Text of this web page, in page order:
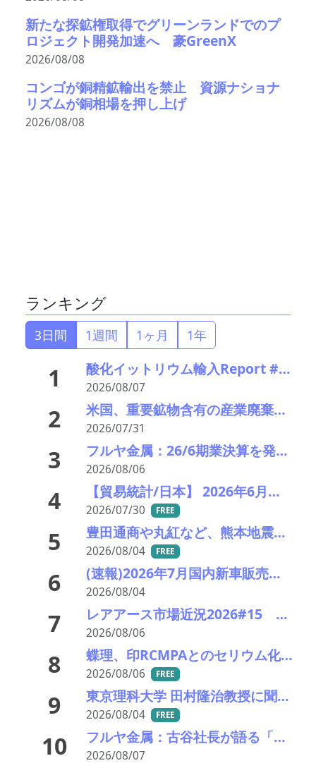
新たな探鉱権取得でグリーンランドでのプ
ロジェクト開発加速へ 豪GreenX
2026/08/08
コンゴが銅精鉱輸出を禁止 資源ナショナ
リズムが銅相場を押し上げ
2026/08/08
ランキング
3日間 1週間 1ヶ月 1年
1 酸化イットリウム輸入Report #52 2026年前半中国から輸入量激減 でも依然中国頼り
2026/08/07
2 米国、重要鉱物含有の産業廃棄物の輸出を制限へ トランプ氏が署名、国家防衛で物資確保
2026/07/31
3 フルヤ金属：26/6期業決算を発表。中計進捗状況
2026/08/06
4 【貿易統計/日本】 2026年6月一覧表
2026/07/30 FREE
5 豊田通商や丸紅など、熊本地震被害に支援・義援金
2026/08/04 FREE
6 (速報)2026年7月国内新車販売 41万7千台 前年同月比7%増加 4か月連続プラス
2026/08/04
7 レアアース市場近況2026#15 方向感乏しく膠着感も 中国イットリウムが底入れ
2026/08/06
8 蝶理、印RCMPAとのセリウム化合物に関する独占販売代理店契約を締結
2026/08/06 FREE
9 東京理科大学 田村隆治教授に聞く 世界初の強磁性準結晶が拓く新材料の未来（後編）
2026/08/04 FREE
10 フルヤ金属：古谷社長が語る「ガラス事業の劇的変化と強み」とは
2026/08/07